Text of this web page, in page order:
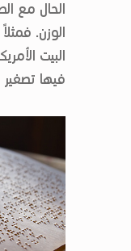
الحال مع
الوزن.
فيها